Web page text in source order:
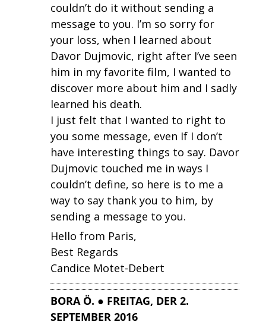
couldn’t do it without sending a
message to you. I’m so sorry for
your loss, when I learned about
Davor Dujmovic, right after I’ve seen
him in my favorite film, I wanted to
discover more about him and I sadly
learned his death.
I just felt that I wanted to right to
you some message, even If I don’t
have interesting things to say. Davor
Dujmovic touched me in ways I
couldn’t define, so here is to me a
way to say thank you to him, by
sending a message to you.
Hello from Paris,
Best Regards
Candice Motet-Debert
BORA Ö. ● FREITAG, DER 2.
SEPTEMBER 2016